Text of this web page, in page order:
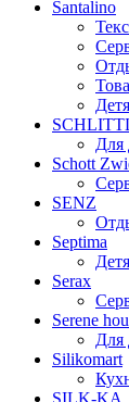
Santalino
Для
Schott
SENZ
Septima
Serax
Serene
Для
Silikomart